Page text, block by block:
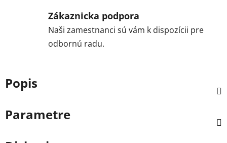
Zákaznicka podpora
Naši zamestnanci sú vám k dispozícii pre
odbornú radu.
Popis
Parametre